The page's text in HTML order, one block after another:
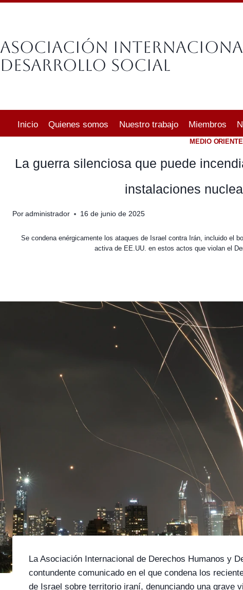
Asociación
Desarrollo Social
Inicio Quienes somos Nuestro trabajo Miembros
MEDIO ORIENTE
La guerra silenciosa que puede
instalaciones
Por administrador 16 de junio de 2025
Se condena enérgicamente los ataques de Israel contra Irán, incluido el
activa de EE.UU. en estos actos que violan el
La Asociación Internacional de Derechos Humanos y
contundente comunicado en el que condena los
de Israel sobre territorio iraní, denunciando una grave